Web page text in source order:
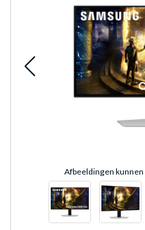
Afbeeldingen